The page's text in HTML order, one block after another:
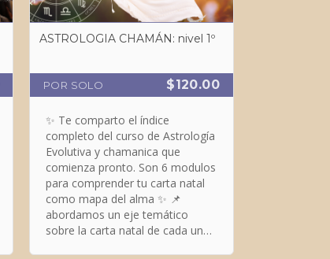
ASTROLOGIA CHAMÁN: nivel 1º
POR SOLO $120.00
✨ Te comparto el índice
completo del curso de Astrología
Evolutiva y chamanica que
comienza pronto. Son 6 modulos
para comprender tu carta natal
como mapa del alma ✨ 📌
abordamos un eje temático
sobre la carta natal de cada una